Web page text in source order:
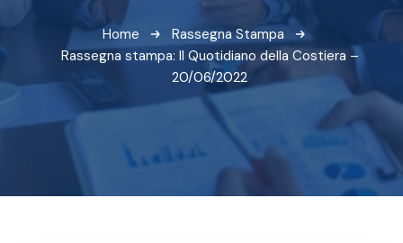
Home
Rassegna Stampa
Rassegna stampa: Il Quotidiano della Costiera –
20/06/2022